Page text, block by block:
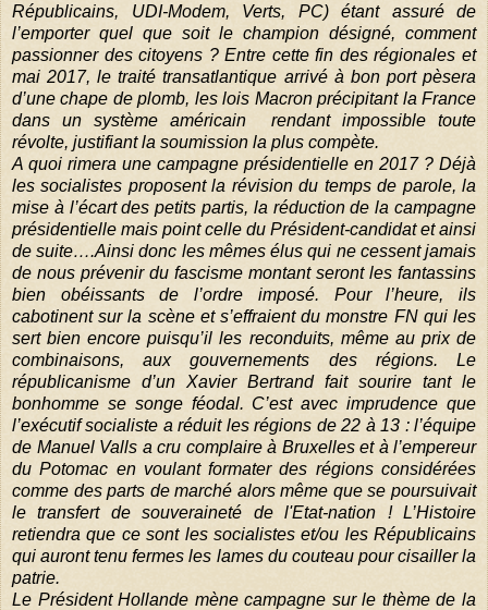
Républicains, UDI-Modem, Verts, PC) étant assuré de
l’emporter quel que soit le champion désigné, comment
passionner des citoyens ? Entre cette fin des régionales et
mai 2017, le traité transatlantique arrivé à bon port pèsera
d’une chape de plomb, les lois Macron précipitant la France
dans un système américain
rendant impossible toute
révolte, justifiant la soumission la plus compète.
A quoi rimera une campagne présidentielle en 2017 ? Déjà
les socialistes proposent la révision du temps de parole, la
mise à l’écart des petits partis, la réduction de la campagne
présidentielle mais point celle du Président-candidat et ainsi
de suite….Ainsi donc les mêmes élus qui ne cessent jamais
de nous prévenir du fascisme montant seront les fantassins
bien obéissants de l’ordre imposé. Pour l’heure, ils
cabotinent sur la scène et s’effraient du monstre FN qui les
sert bien encore puisqu’il les reconduits, même au prix de
combinaisons, aux gouvernements des régions. Le
républicanisme d’un Xavier Bertrand fait sourire tant le
bonhomme se songe féodal. C’est avec imprudence que
l’exécutif socialiste a réduit les régions de 22 à 13 : l’équipe
de Manuel Valls a cru complaire à Bruxelles et à l’empereur
du Potomac en voulant formater des régions considérées
comme des parts de marché alors même que se poursuivait
le transfert de souveraineté de l'Etat-nation ! L’Histoire
retiendra que ce sont les socialistes et/ou les Républicains
qui auront tenu fermes les lames du couteau pour cisailler la
patrie.
Le Président Hollande mène campagne sur le thème de la